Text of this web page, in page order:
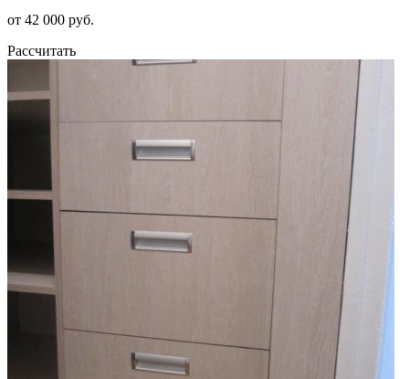
от 42 000 руб.
Рассчитать